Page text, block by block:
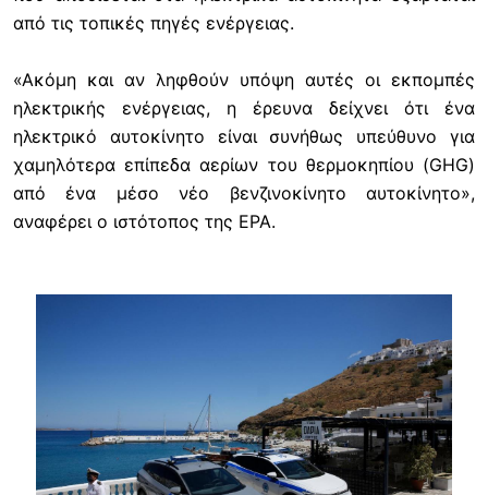
από τις τοπικές πηγές ενέργειας.
«Ακόμη και αν ληφθούν υπόψη αυτές οι εκπομπές
ηλεκτρικής ενέργειας, η έρευνα δείχνει ότι ένα
ηλεκτρικό αυτοκίνητο είναι συνήθως υπεύθυνο για
χαμηλότερα επίπεδα αερίων του θερμοκηπίου (GHG)
από ένα μέσο νέο βενζινοκίνητο αυτοκίνητο»,
αναφέρει ο ιστότοπος της EPA.